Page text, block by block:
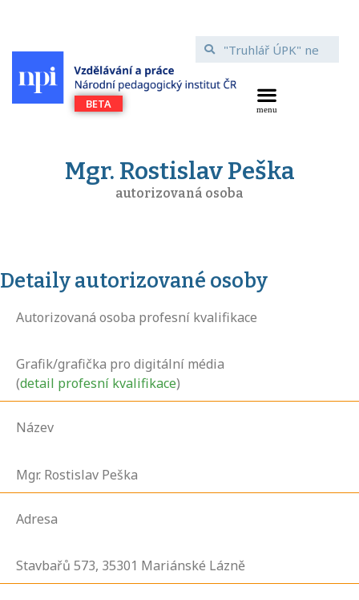
Mgr. Rostislav Peška
autorizovaná osoba
Detaily autorizované osoby
Autorizovaná osoba profesní kvalifikace
Grafik/grafička pro digitální média
(detail profesní kvalifikace)
Název
Mgr. Rostislav Peška
Adresa
Stavbařů 573, 35301 Mariánské Lázně